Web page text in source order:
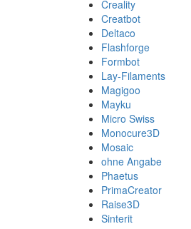
Creality
Creatbot
Deltaco
Flashforge
Formbot
Lay-Filaments
Magigoo
Mayku
Micro Swiss
Monocure3D
Mosaic
ohne Angabe
Phaetus
PrimaCreator
Raise3D
Sinterit